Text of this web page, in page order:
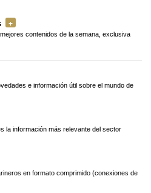
contenidos de la semana, exclusiva
e información útil sobre el mundo de
la información más relevante del sector
en formato comprimido (conexiones de